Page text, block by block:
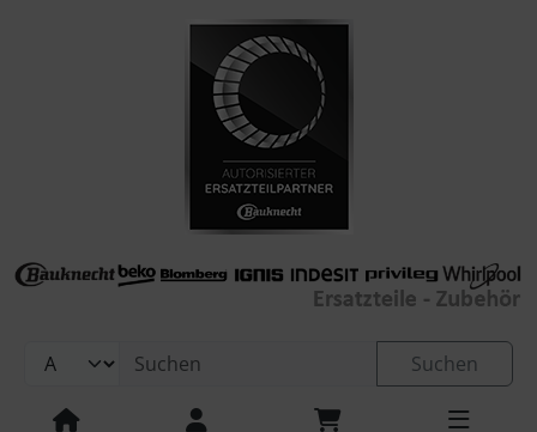
Sprungnavigation
Springe zur Navigation
Springe zum Inhalt
Springe zum Login-Button
Springe zum Button für Einstellungen
Springe zu den allgemeinen Informationen
Suchen